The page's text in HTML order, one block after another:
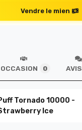
Vendre le mien
OCCASION 0 AVIS
Tornado 10000 -
Ice